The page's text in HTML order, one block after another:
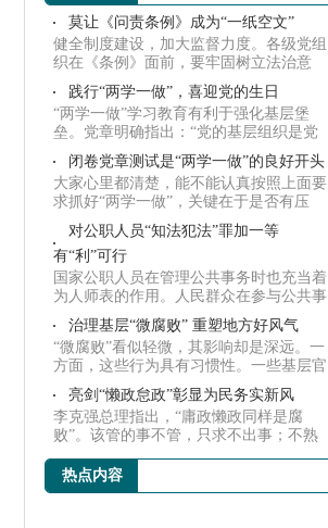
莫让《问责条例》成为“一纸空文”
健全制度建设，加大监督力度。各级党组
织在《条例》面前，要牢固树立法治意
识、制度意...
践行“两学一做”，喜迎党的生日
“两学一做”学习教育有利于强化基层堡
垒。党章明确指出：“党的基层组织是党
在社会组...
闭卷党章测试是“两学一做”的良好开头
大家心里都清楚，能不能认真按照上面要
求抓好“两学一做”，关键在于是否有压
力，是否...
对公职人员“知法犯法”罪加一等
有“利”可行
国家公职人员在管理公共事务时也充当着
为人师表的作用。人民群众在参与公共事
务时必定...
治理基层“微腐败” 重塑地方好风气
“微腐败”看似轻微，其影响却是深远。一
方面，这些行为具有习惯性。一些基层官
员在主...
亮剑“懒政怠政”彰显为民务实新风
李克强总理指出，“庸政懒政同样是腐
败”。该管的事不管，只求不出事；不熟
热点内容